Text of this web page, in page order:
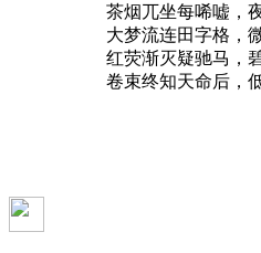
茶烟兀坐每唏嘘，
大梦流连田字格，
红荧渐灭疑驰马，
卷束终知天命后，